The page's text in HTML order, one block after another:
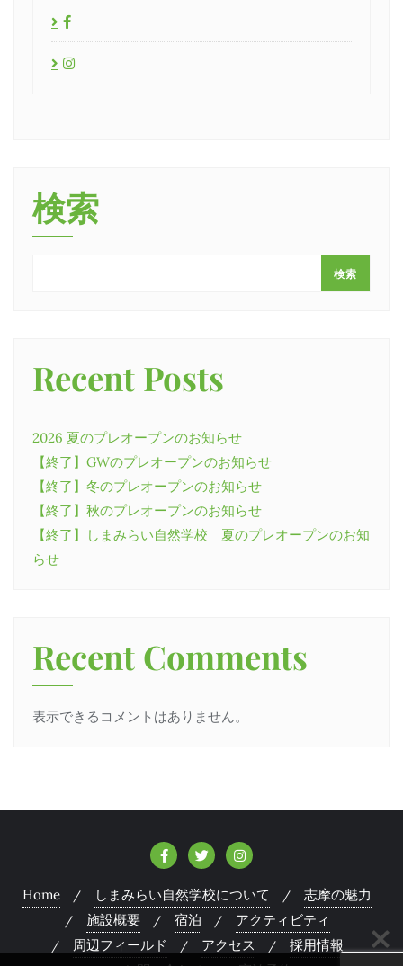
検索
検索
Recent Posts
2026 夏のプレオープンのお知らせ
【終了】GWのプレオープンのお知らせ
【終了】冬のプレオープンのお知らせ
【終了】秋のプレオープンのお知らせ
【終了】しまみらい自然学校 夏のプレオープンのお知
らせ
Recent Comments
表示できるコメントはありません。
Home しまみらい自然学校について
志摩の魅力
施設概要
宿泊
アクティビティ
周辺フィールド
アクセス
採用情報